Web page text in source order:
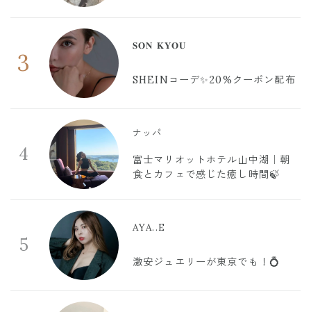
3
𝐒𝐎𝐍 𝐊𝐘𝐎𝐔
SHEINコーデ✨20%クーポン配布
4
ナッパ
富士マリオットホテル山中湖｜朝
食とカフェで感じた癒し時間🍃
5
AYA..E
激安ジュエリーが東京でも！💍